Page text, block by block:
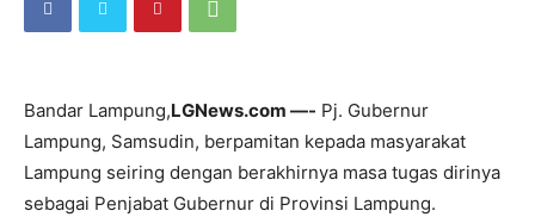
Bandar Lampung,LGNews.com —- Pj. Gubernur
Lampung, Samsudin, berpamitan kepada masyarakat
Lampung seiring dengan berakhirnya masa tugas dirinya
sebagai Penjabat Gubernur di Provinsi Lampung.